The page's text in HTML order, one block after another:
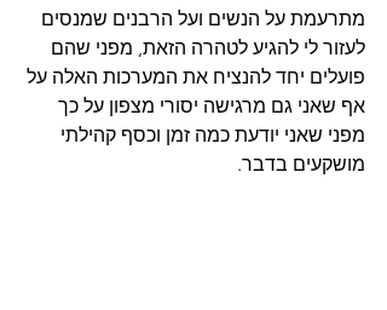
מתרעמת על הנשים ועל הרבנים שמנסים
לעזור לי להגיע לטהרה הזאת, מפני שהם
פועלים יחד להנציח את המערכות האלה על
אף שאני גם מרגישה יסורי מצפון על כך
מפני שאני יודעת כמה זמן וכסף קהילתי
מושקעים בדבר.